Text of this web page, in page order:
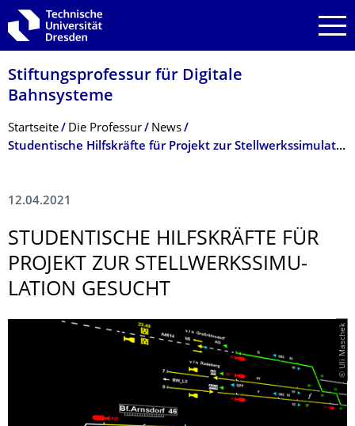
Zur Hauptnavigation springen
Zur Suche springen
Zum Inhalt springen
Stiftungsprofessur für Digitale
Bahnsysteme
Breadcrumb-Menü
Startseite Die Professur
News
Studentische Hilfskräfte für Projekt zur Stellwerkssimulation gesucht
12.04.2021
STUDENTISCHE HILFSKRÄFTE FÜR
PROJEKT ZUR STELLWERKSSIMU­
LATION GESUCHT
© Uli Maschek